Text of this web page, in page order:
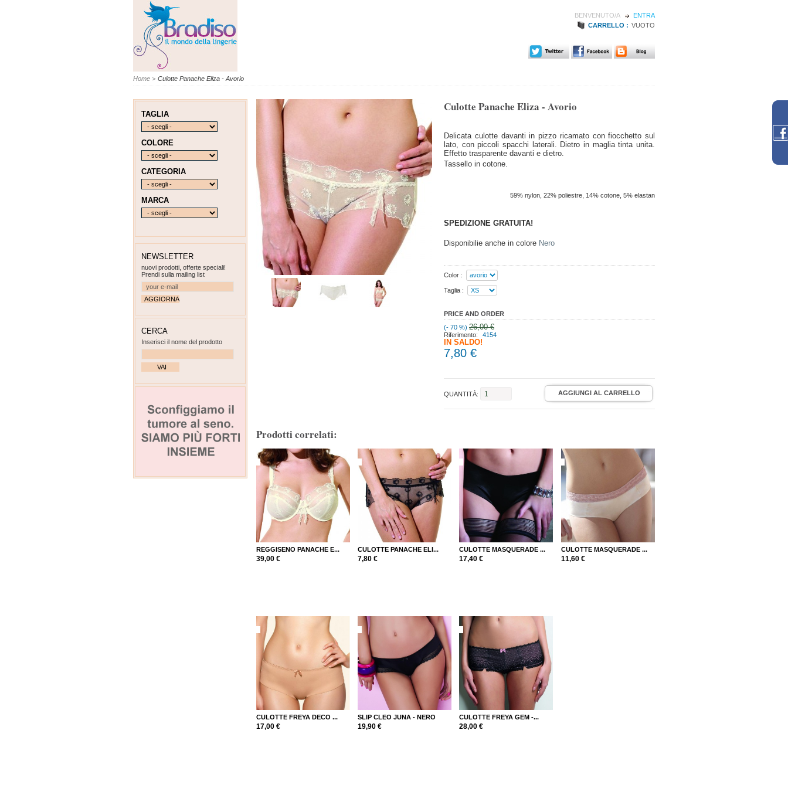
BENVENUTO/A
ENTRA
CARRELLO : VUOTO
Home > Culotte Panache Eliza - Avorio
Culotte Panache Eliza - Avorio
Delicata culotte davanti in pizzo ricamato con fiocchetto sul
lato, con piccoli spacchi laterali. Dietro in maglia tinta unita.
Effetto trasparente davanti e dietro.
Tassello in cotone.
59% nylon, 22% poliestre, 14% cotone, 5% elastan
SPEDIZIONE GRATUITA!
Disponibilie anche in colore Nero
Color :
Taglia :
PRICE AND ORDER
(- 70 %) 26,00 €
Riferimento: 4154
IN SALDO!
7,80 €
QUANTITÀ:
Prodotti correlati:
REGGISENO PANACHE E...
39,00 €
CULOTTE PANACHE ELI...
7,80 €
CULOTTE MASQUERADE ...
17,40 €
CULOTTE MASQUERADE ...
11,60 €
CULOTTE FREYA DECO ...
17,00 €
SLIP CLEO JUNA - NERO
19,90 €
CULOTTE FREYA GEM -...
28,00 €
TAGLIA
COLORE
CATEGORIA
MARCA
NEWSLETTER
nuovi prodotti, offerte speciali!
Prendi sulla mailing list
CERCA
Inserisci il nome del prodotto